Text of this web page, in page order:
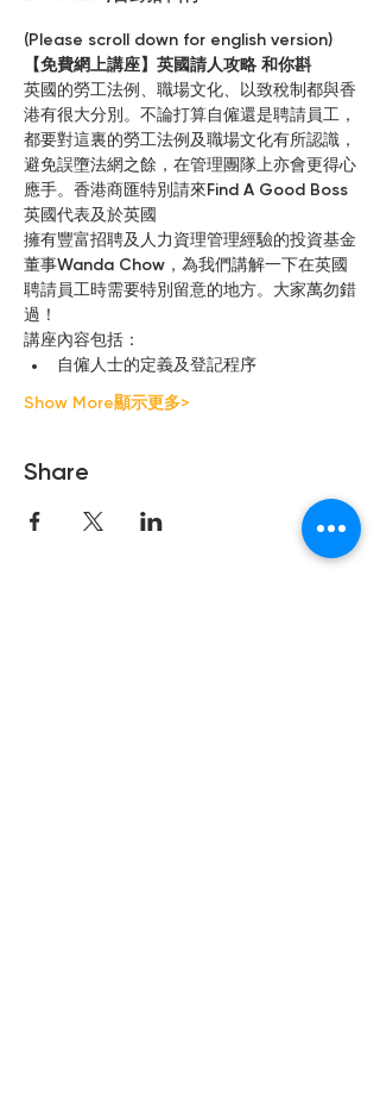
(Please scroll down for english version)
【免費網上講座】英國請人攻略 和你斟
英國的勞工法例、職場文化、以致稅制都與香
港有很大分別。不論打算自僱還是聘請員工，
都要對這裏的勞工法例及職場文化有所認識，
避免誤墮法網之餘，在管理團隊上亦會更得心
應手。香港商匯特別請來Find A Good Boss
英國代表及於英國
擁有豐富招聘及人力資理管理經驗的投資基金
董事Wanda Chow，為我們講解一下在英國
聘請員工時需要特別留意的地方。大家萬勿錯
過！
講座內容包括：
自僱人士的定義及登記程序
Show More顯示更多>
Share